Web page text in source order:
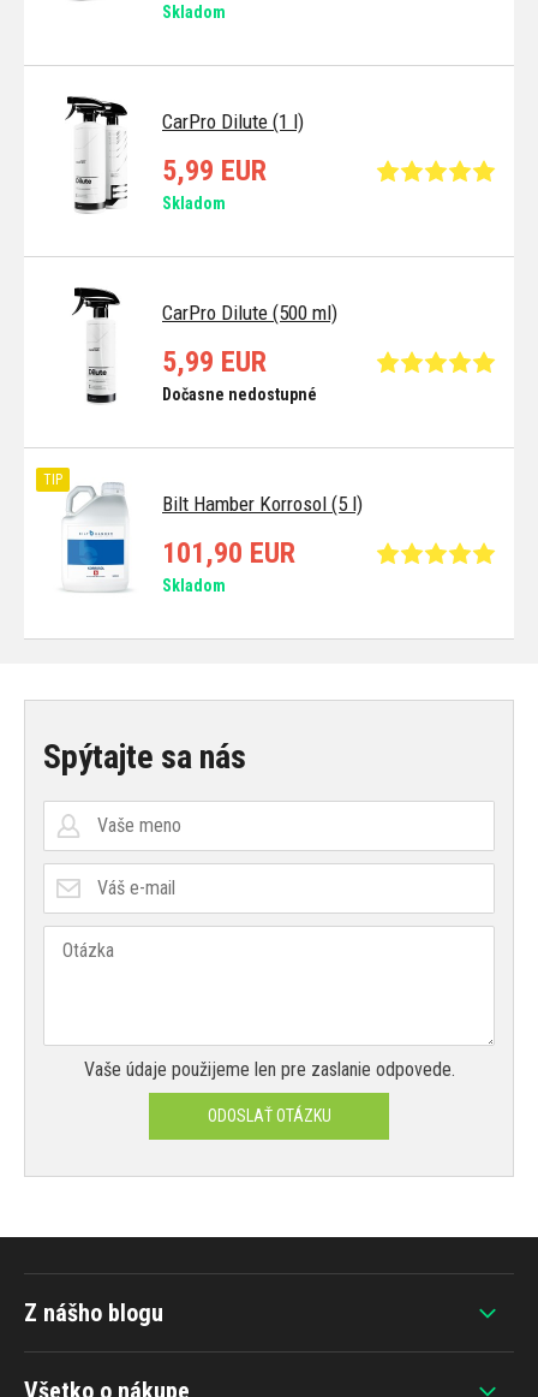
Skladom
CarPro Dilute (1 l)
5,99 EUR
Skladom
CarPro Dilute (500 ml)
5,99 EUR
Dočasne nedostupné
Bilt Hamber Korrosol (5 l)
TIP
101,90 EUR
Skladom
Spýtajte sa nás
Vaše údaje použijeme len pre zaslanie odpovede.
ODOSLAŤ OTÁZKU
Všetko o nákupe
Z nášho blogu